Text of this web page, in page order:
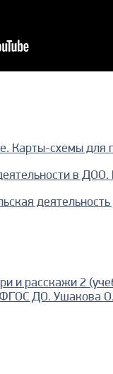
Карты-схемы
в
и расскажи 2
ДО. Ушакова